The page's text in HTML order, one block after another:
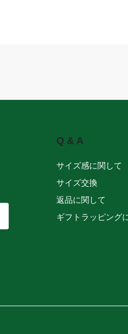
Q & A
サイズ感に関して
サイズ交換
返品に関して
ギフトラッピング